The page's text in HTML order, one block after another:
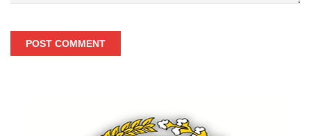
POST COMMENT